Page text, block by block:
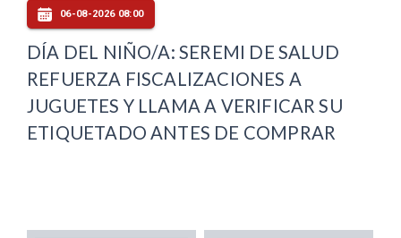
06-08-2026 08:00
DÍA DEL NIÑO/A: SEREMI DE SALUD
REFUERZA FISCALIZACIONES A
JUGUETES Y LLAMA A VERIFICAR SU
ETIQUETADO ANTES DE COMPRAR